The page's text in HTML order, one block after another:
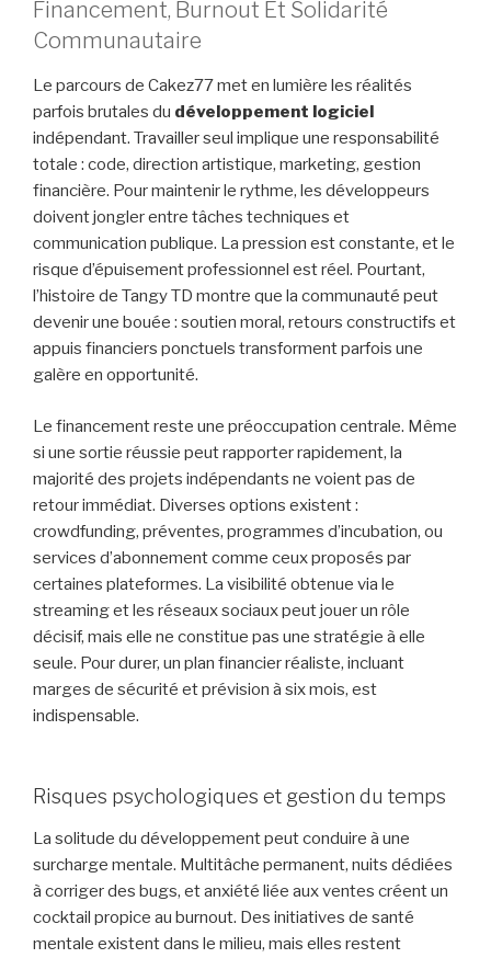
Financement, Burnout Et Solidarité
Communautaire
Le parcours de Cakez77 met en lumière les réalités
parfois brutales du développement logiciel
indépendant. Travailler seul implique une responsabilité
totale : code, direction artistique, marketing, gestion
financière. Pour maintenir le rythme, les développeurs
doivent jongler entre tâches techniques et
communication publique. La pression est constante, et le
risque d’épuisement professionnel est réel. Pourtant,
l’histoire de Tangy TD montre que la communauté peut
devenir une bouée : soutien moral, retours constructifs et
appuis financiers ponctuels transforment parfois une
galère en opportunité.
Le financement reste une préoccupation centrale. Même
si une sortie réussie peut rapporter rapidement, la
majorité des projets indépendants ne voient pas de
retour immédiat. Diverses options existent :
crowdfunding, préventes, programmes d’incubation, ou
services d’abonnement comme ceux proposés par
certaines plateformes. La visibilité obtenue via le
streaming et les réseaux sociaux peut jouer un rôle
décisif, mais elle ne constitue pas une stratégie à elle
seule. Pour durer, un plan financier réaliste, incluant
marges de sécurité et prévision à six mois, est
indispensable.
Risques psychologiques et gestion du temps
La solitude du développement peut conduire à une
surcharge mentale. Multitâche permanent, nuits dédiées
à corriger des bugs, et anxiété liée aux ventes créent un
cocktail propice au burnout. Des initiatives de santé
mentale existent dans le milieu, mais elles restent